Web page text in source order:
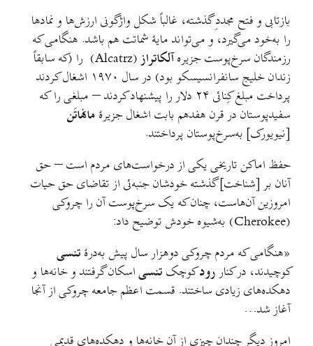
بازتابی و فتح مجددِ گذشته، غالباً شکل واژگونی ارزش‌ها و نمادها
را به‌خود می‌گیرد، و می‌تواند مایهٔ شماتت هم باشد. هنگامی که
رزمندگان سرخ‌پوست جزیرهآلکاتراز
(Alcatrz) را (که سابقاً
زندان خلیج سانفرانسیسکو بود) در سال ۱۹۷۰ اشغال کردند
پرداخت مبلغ کِنائی ۲۴ دلار را پیشنهاد کردند – مبلغی را که
سفیدپوستان در قرن هفدهم بابت اشغال جزیرهٔ مانهاتَن
[نیویورک] به‌سرخ‌پوستان پرداختند.
حفظ اماکن تاریخی یکی از درخواست‌های مردم است – حق
آنان بر [شناخت] گذشته خودشان جنبه‌ئی از تقاضای حق حیات
امروزین آن‌هاست، چنان که یک سرخ‌پوست آن را چروکی
(Cherokee) به‌شیوه خودش توضیح داد:
«هنگامی که مردم چروکی دوهزار سال پیش به‌درهٔ تنسی
کوچیدند، در کنار رودکوچک تنسیاسکان گرفتند و خانه‌ها و
دهکده‌های زیادی ساختند. قسمت اعظم جامعه چروکی از آنجا
آغاز شد…
امروز دیگر چندان چیزی از آن خانه‌ها و دهکده‌های قدیمی